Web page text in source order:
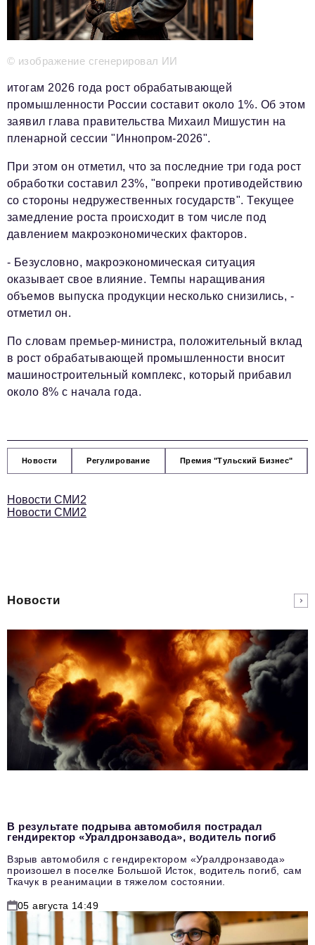
reklama@business-magazine.online
Отдел распространения/редакционная подписка
Отдел по работе с партнерами
partner@business-magazine.online
© изображение сгенерировал ИИ
итогам 2026 года рост обрабатывающей
промышленности России составит около 1%. Об этом
заявил глава правительства Михаил Мишустин на
пленарной сессии "Иннопром-2026".
При этом он отметил, что за последние три года рост
обработки составил 23%, "вопреки противодействию
со стороны недружественных государств". Текущее
замедление роста происходит в том числе под
давлением макроэкономических факторов.
- Безусловно, макроэкономическая ситуация
оказывает свое влияние. Темпы наращивания
объемов выпуска продукции несколько снизились, -
отметил он.
По словам премьер-министра, положительный вклад
в рост обрабатывающей промышленности вносит
машиностроительный комплекс, который прибавил
около 8% с начала года.
Новости Регулирование Премия "Тульский Бизнес"
Новости СМИ2
Новости СМИ2
Новости
В результате подрыва автомобиля пострадал
гендиректор «Уралдронзавода», водитель погиб
Взрыв автомобиля с гендиректором «Уралдронзавода»
произошел в поселке Большой Исток, водитель погиб, сам
Ткачук в реанимации в тяжелом состоянии.
05 августа 14:49